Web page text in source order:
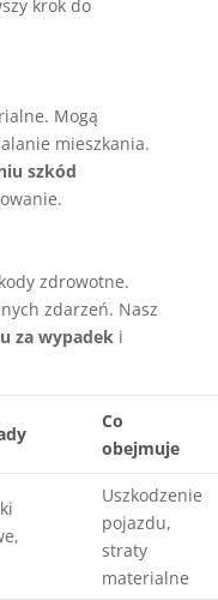
krok do
Mogą
mieszkania.
szkód
zdrowotne.
zdarzeń. Nasz
za wypadeki
Co
obejmuje
Uszkodzenie
pojazdu,
straty
materialne